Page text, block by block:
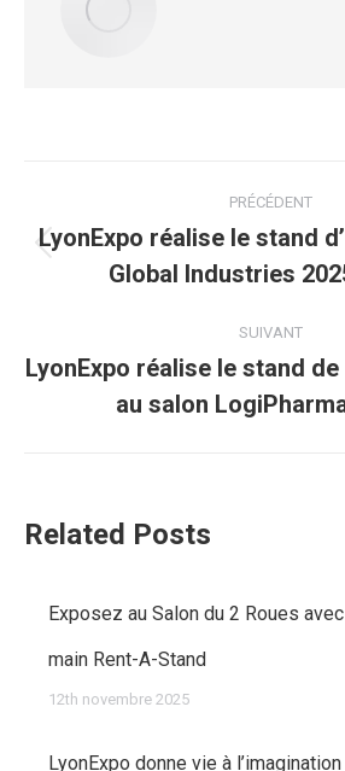
article
PRÉCÉDENT
Article
LyonExpo réalise le stand
Global Industries
SUIVANT
Article
LyonExpo réalise le stand
au salon
Related Posts
Exposez au Salon du 2 Roues
main Rent-A-Stand
12th novembre 2025
LyonExpo donne vie à